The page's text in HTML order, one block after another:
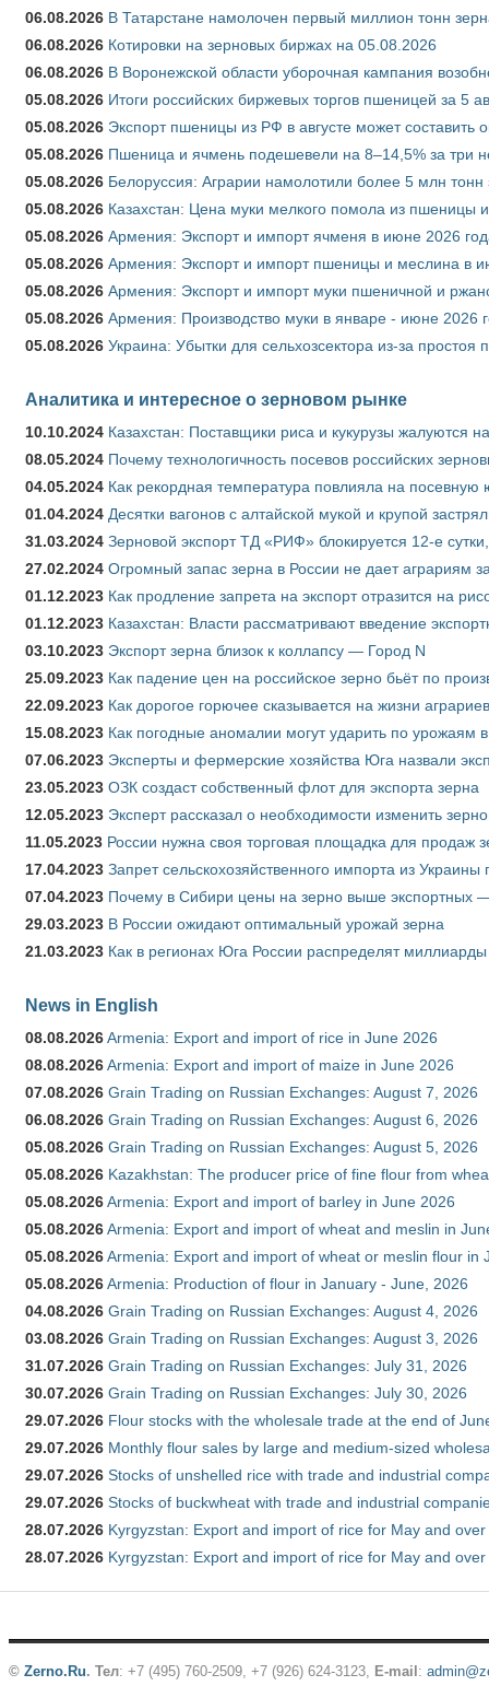
06.08.2026 В Татарстане намолочен первый миллион тонн
06.08.2026 Котировки на зерновых биржах на 05.08.2026
06.08.2026 В Воронежской области уборочная кампания
05.08.2026 Итоги российских биржевых торгов пшеницей за 5
05.08.2026 Экспорт пшеницы из РФ в августе может составить
05.08.2026 Пшеница и ячмень подешевели на 8–14,5% за три
05.08.2026 Белоруссия: Аграрии намолотили более 5 млн тонн
05.08.2026 Казахстан: Цена муки мелкого помола из пшеницы
05.08.2026 Армения: Экспорт и импорт ячменя в июне 2026
05.08.2026 Армения: Экспорт и импорт пшеницы и меслина в
05.08.2026 Армения: Экспорт и импорт муки пшеничной и
05.08.2026 Армения: Производство муки в январе - июне 2026
05.08.2026 Украина: Убытки для сельхозсектора из-за простоя
Аналитика и интересное о зерновом рынке
10.10.2024 Казахстан: Поставщики риса и кукурузы жалуются
08.05.2024 Почему технологичность посевов российских
04.05.2024 Как рекордная температура повлияла на
01.04.2024 Десятки вагонов с алтайской мукой и крупой
31.03.2024 Зерновой экспорт ТД «РИФ» блокируется 12-е
27.02.2024 Огромный запас зерна в России не дает аграриям
01.12.2023 Как продление запрета на экспорт отразится на
01.12.2023 Казахстан: Власти рассматривают введение
03.10.2023 Экспорт зерна близок к коллапсу — Город N
25.09.2023 Как падение цен на российское зерно бьёт по
22.09.2023 Как дорогое горючее сказывается на жизни аграриев
15.08.2023 Как погодные аномалии могут ударить по урожаям
07.06.2023 Эксперты и фермерские хозяйства Юга назвали
23.05.2023 ОЗК создаст собственный флот для экспорта зерна
12.05.2023 Эксперт рассказал о необходимости изменить
11.05.2023 России нужна своя торговая площадка для продаж
17.04.2023 Запрет сельскохозяйственного импорта из
07.04.2023 Почему в Сибири цены на зерно выше экспортных
29.03.2023 В России ожидают оптимальный урожай зерна
21.03.2023 Как в регионах Юга России распределят
News in English
08.08.2026Armenia: Export and import of rice in June 2026
08.08.2026Armenia: Export and import of maize in June 2026
07.08.2026 Grain Trading on Russian Exchanges: August 7, 2026
06.08.2026 Grain Trading on Russian Exchanges: August 6, 2026
05.08.2026 Grain Trading on Russian Exchanges: August 5, 2026
05.08.2026 Kazakhstan: The producer price of fine flour from
05.08.2026Armenia: Export and import of barley in June 2026
05.08.2026Armenia: Export and import of wheat and meslin in
05.08.2026Armenia: Export and import of wheat or meslin flour in
05.08.2026Armenia: Production of flour in January - June, 2026
04.08.2026 Grain Trading on Russian Exchanges: August 4, 2026
03.08.2026 Grain Trading on Russian Exchanges: August 3, 2026
31.07.2026 Grain Trading on Russian Exchanges: July 31, 2026
30.07.2026 Grain Trading on Russian Exchanges: July 30, 2026
29.07.2026 Flour stocks with the wholesale trade at the end of
29.07.2026 Monthly flour sales by large and medium-sized
29.07.2026 Stocks of unshelled rice with trade and industrial
29.07.2026 Stocks of buckwheat with trade and industrial
28.07.2026 Kyrgyzstan: Export and import of rice for May and
28.07.2026 Kyrgyzstan: Export and import of rice for May and
© Zerno.Ru. Тел: +7 (495) 760-2509, +7 (926) 624-3123, E-mail :